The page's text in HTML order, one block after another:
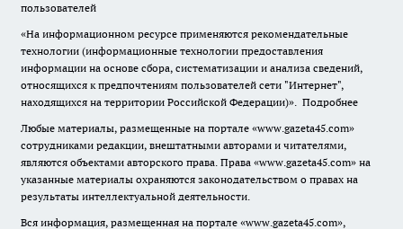
пользователей
«На информационном ресурсе применяются рекомендательные
технологии (информационные технологии предоставления
информации на основе сбора, систематизации и анализа сведений,
относящихся к предпочтениям пользователей сети "Интернет",
находящихся на территории Российской Федерации)». Подробнее
Любые материалы, размещенные на портале «www.gazeta45.com»
сотрудниками редакции, внештатными авторами и читателями,
являются объектами авторского права. Права «www.gazeta45.com» на
указанные материалы охраняются законодательством о правах на
результаты интеллектуальной деятельности.
Вся информация, размещенная на портале «www.gazeta45.com»,